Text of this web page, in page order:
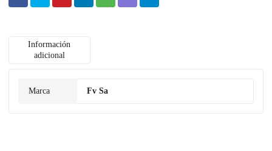
Información
adicional
Marca Fv Sa